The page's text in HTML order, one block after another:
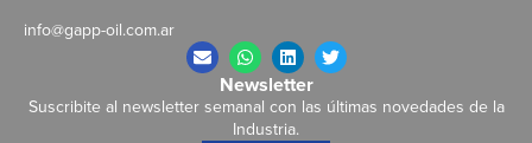
info@gapp-oil.com.ar
Newsletter
Suscribite al newsletter semanal con las últimas novedades de la
Industria.